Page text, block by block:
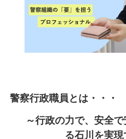
警察行政職員とは・・・
～行政の力で、安全
る石川を実現